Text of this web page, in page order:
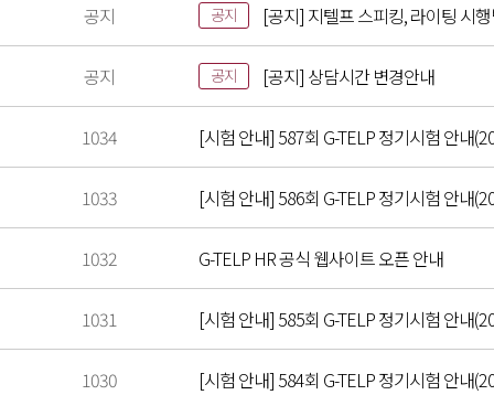
공지 공지 [공지] 지텔프 스피킹, 라이팅 시
공지 공지 [공지] 상담시간 변경안내
1034 [시험 안내] 587회 G-TELP 정기시험 안내
1033 [시험 안내] 586회 G-TELP 정기시험 안내
1032 G-TELP HR 공식 웹사이트 오픈 안내
1031 [시험 안내] 585회 G-TELP 정기시험 안내
1030 [시험 안내] 584회 G-TELP 정기시험 안내